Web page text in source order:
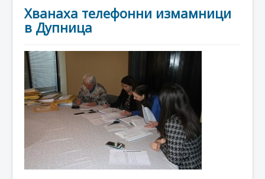
Хванаха телефонни измамници
в Дупница